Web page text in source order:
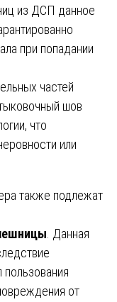
из ДСП данное
при попадании
частей
шов
что
или
также подлежат
. Данная
от